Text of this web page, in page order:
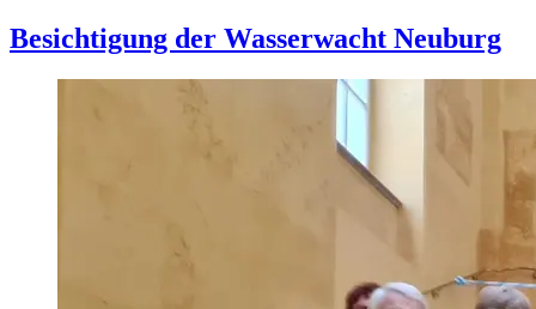
Besichtigung der Wasserwacht Neuburg